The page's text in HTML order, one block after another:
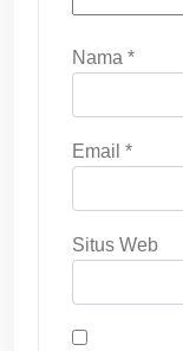
Nama *
Email *
Situs Web